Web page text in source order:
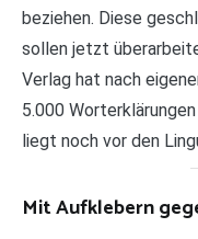
beziehen. Diese
sollen jetzt
Verlag hat nach
5.000
liegt noch vor den
Mit Aufklebern